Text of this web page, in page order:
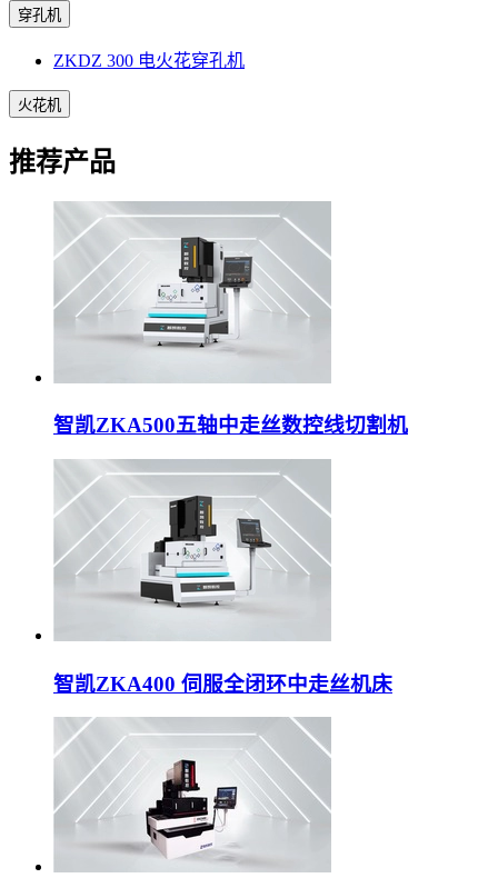
穿孔机
ZKDZ 300 电火花穿孔机
火花机
推荐产品
智凯ZKA500五轴中走丝数控线切割机
智凯ZKA400 伺服全闭环中走丝机床